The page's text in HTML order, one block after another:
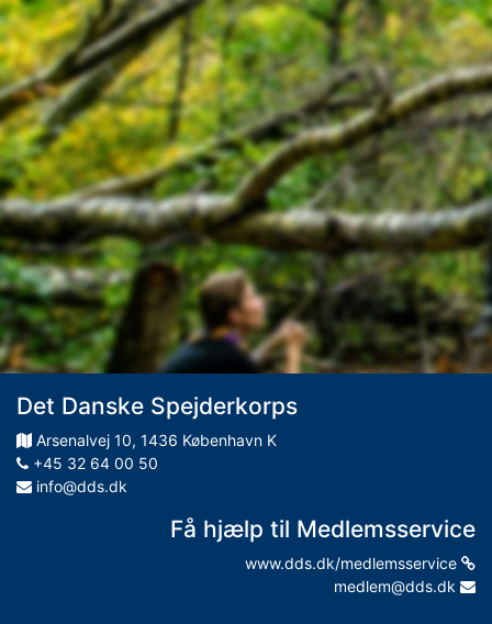
Det Danske Spejderkorps
Arsenalvej 10, 1436 København K
+45 32 64 00 50
info@dds.dk
Få hjælp til Medlemsservice
www.dds.dk/medlemsservice
medlem@dds.dk